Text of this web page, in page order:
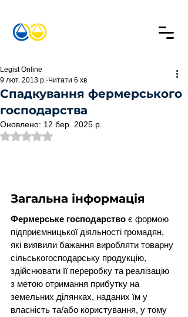
Cпадкування фермерського
господарства
Legist Online
9 лют. 2013 р. Читати 6 хв
Оновлено: 12 бер. 2025 р.
Оцінка: NaN з 5 зірок.
Загальна інформація
Фермерське господарство є формою
підприємницької діяльності громадян,
які виявили бажання виробляти товарну
сільськогосподарську продукцію,
здійснювати її переробку та реалізацію
з метою отримання прибутку на
земельних ділянках, наданих їм у
власність та/або користування, у тому